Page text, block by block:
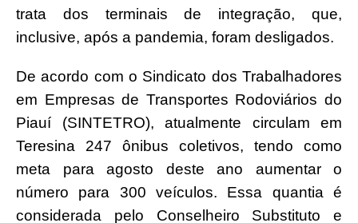
trata dos terminais de integração, que,
inclusive, após a pandemia, foram desligados.
De acordo com o Sindicato dos Trabalhadores
em Empresas de Transportes Rodoviários do
Piauí (SINTETRO), atualmente circulam em
Teresina 247 ônibus coletivos, tendo como
meta para agosto deste ano aumentar o
número para 300 veículos. Essa quantia é
considerada pelo Conselheiro Substituto e